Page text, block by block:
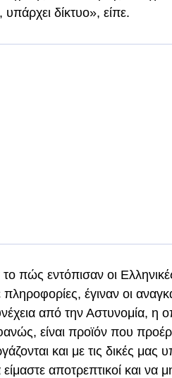
δίκτυο», είπε.
πώς εντόπισαν οι
έγιναν οι
από την Αστυνομία, η
είναι προϊόν που
και με τις δικές μας
αποτρεπτικοί και να